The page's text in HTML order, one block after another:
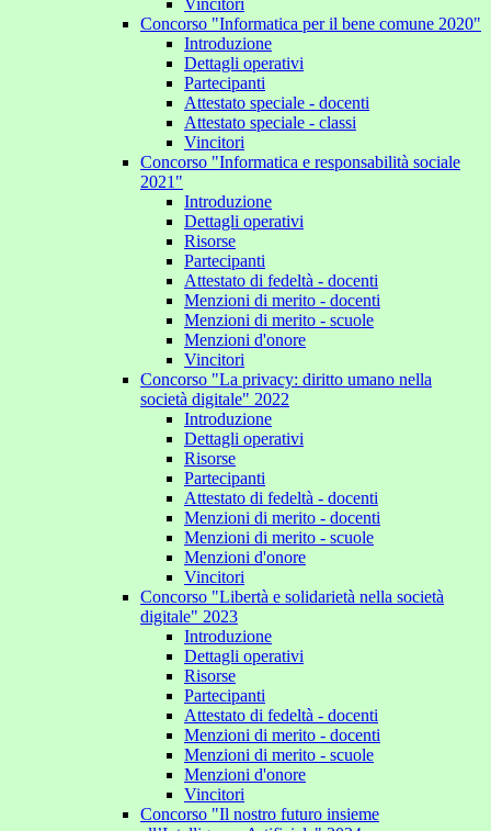
Vincitori
Concorso "Informatica per il bene comune 2020"
Introduzione
Dettagli operativi
Partecipanti
Attestato speciale - docenti
Attestato speciale - classi
Vincitori
Concorso "Informatica e responsabilità sociale
2021"
Introduzione
Dettagli operativi
Risorse
Partecipanti
Attestato di fedeltà - docenti
Menzioni di merito - docenti
Menzioni di merito - scuole
Menzioni d'onore
Vincitori
Concorso "La privacy: diritto umano nella
società digitale" 2022
Introduzione
Dettagli operativi
Risorse
Partecipanti
Attestato di fedeltà - docenti
Menzioni di merito - docenti
Menzioni di merito - scuole
Menzioni d'onore
Vincitori
Concorso "Libertà e solidarietà nella società
digitale" 2023
Introduzione
Dettagli operativi
Risorse
Partecipanti
Attestato di fedeltà - docenti
Menzioni di merito - docenti
Menzioni di merito - scuole
Menzioni d'onore
Vincitori
Concorso "Il nostro futuro insieme